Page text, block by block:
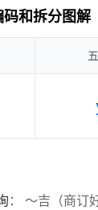
和拆分图解
： ～吉（商订